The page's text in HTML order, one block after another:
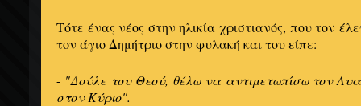
Τότε ένας νέος στην ηλικία χριστιανός, που τον
τον άγιο Δημήτριο στην φυλακή και του είπε:
- "Δούλε του Θεού, θέλω να αντιμετωπίσω τον
στον Κύριο".